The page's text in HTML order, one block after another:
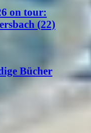
on tour:
(22)
Bücher